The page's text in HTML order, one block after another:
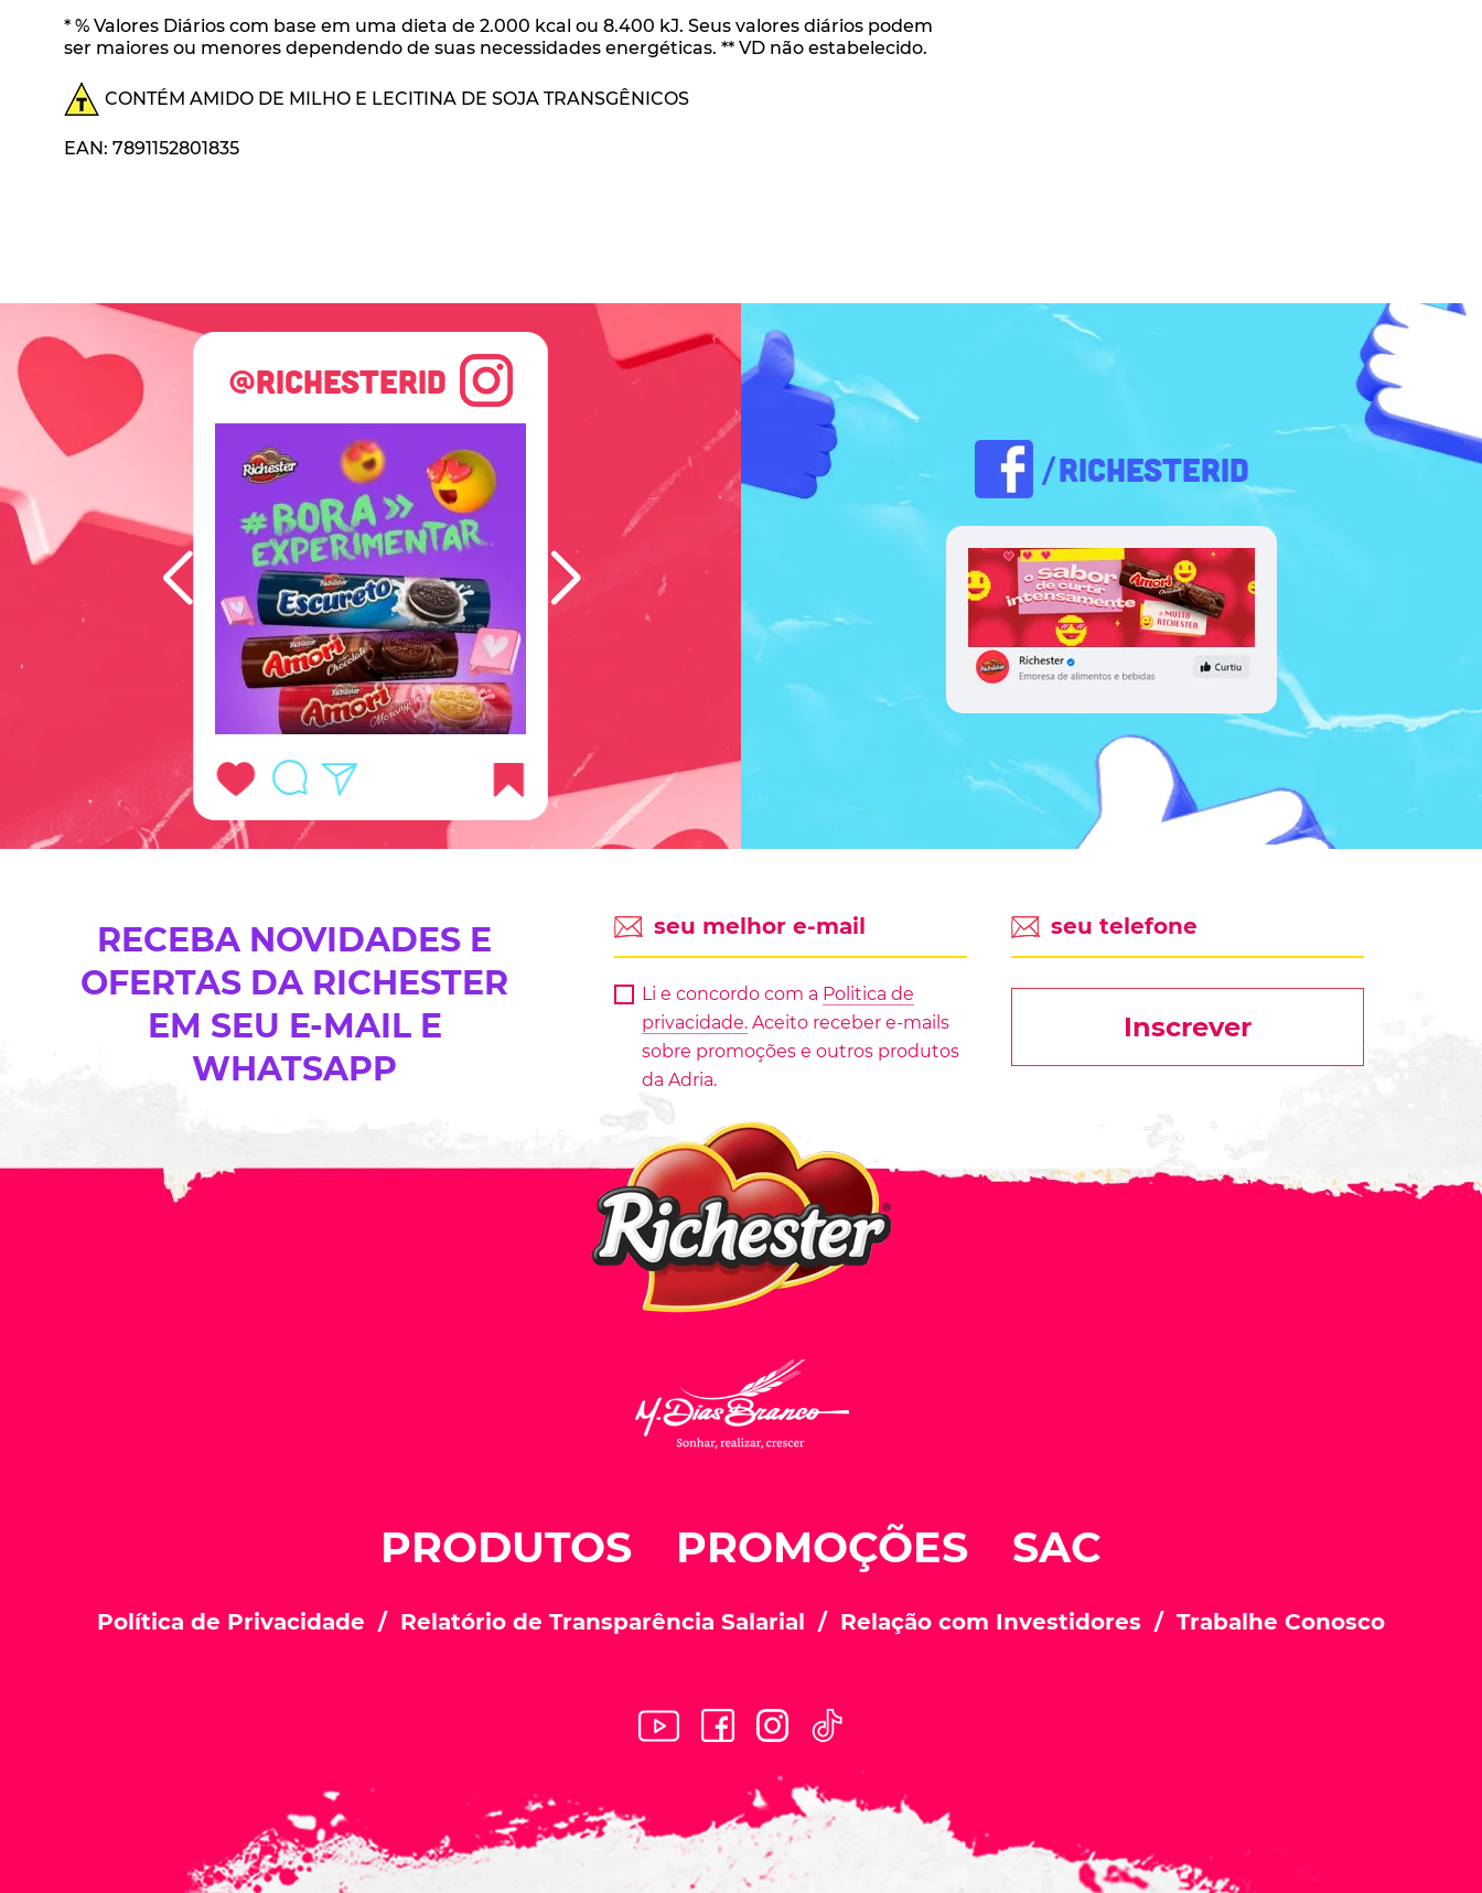
* % Valores Diários com base em uma dieta de 2.000 kcal ou 8.400 kJ. Seus valores diários podem
ser maiores ou menores dependendo de suas necessidades energéticas. ** VD não estabelecido.
CONTÉM AMIDO DE MILHO E LECITINA DE SOJA TRANSGÊNICOS
EAN: 7891152801835
@RICHESTERID
/RICHESTERID
RECEBA NOVIDADES E
OFERTAS DA RICHESTER
EM SEU E-MAIL E
WHATSAPP
Li e concordo com a Politica de
privacidade. Aceito receber e-mails
sobre promoções e outros produtos
da Adria.
Inscrever
PRODUTOS PROMOÇÕES SAC
Política de Privacidade Relatório de Transparência Salarial Relação com Investidores Trabalhe Conosco